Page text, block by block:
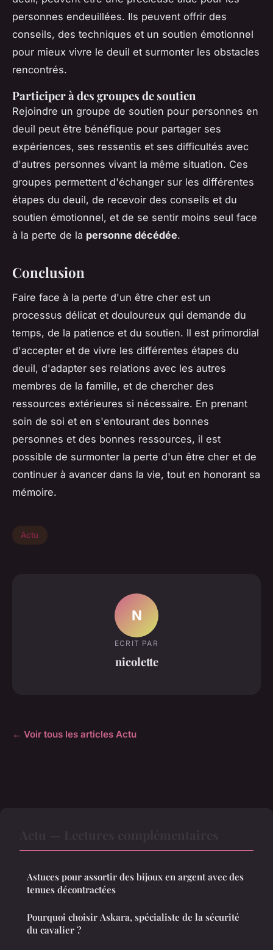
personnes endeuillées. Ils peuvent offrir des
conseils, des techniques et un soutien émotionnel
pour mieux vivre le deuil et surmonter les obstacles
rencontrés.
Participer à des groupes de soutien
Rejoindre un groupe de soutien pour personnes en
deuil peut être bénéfique pour partager ses
expériences, ses ressentis et ses difficultés avec
d'autres personnes vivant la même situation. Ces
groupes permettent d'échanger sur les différentes
étapes du deuil, de recevoir des conseils et du
soutien émotionnel, et de se sentir moins seul face
à la perte de la personne décédée.
Conclusion
Faire face à la perte d'un être cher est un
processus délicat et douloureux qui demande du
temps, de la patience et du soutien. Il est primordial
d'accepter et de vivre les différentes étapes du
deuil, d'adapter ses relations avec les autres
membres de la famille, et de chercher des
ressources extérieures si nécessaire. En prenant
soin de soi et en s'entourant des bonnes
personnes et des bonnes ressources, il est
possible de surmonter la perte d'un être cher et de
continuer à avancer dans la vie, tout en honorant sa
mémoire.
Actu
N
ECRIT PAR
nicolette
← Voir tous les articles Actu
Astuces pour assortir des bijoux en argent avec des
tenues décontractées
Pourquoi choisir Askara, spécialiste de la sécurité
du cavalier ?